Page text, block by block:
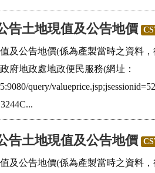
告土地現值及公告地價
及公告地價(係為產製當時之資料
府地政處地政便民服務(網址：
query/
告土地現值及公告地價
及公告地價(係為產製當時之資料